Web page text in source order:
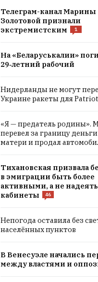
Телеграм-канал Марины
Золотовой признали
экстремистским
1
На «Беларуськалии»
29‑летний рабочий
Нидерланды не могут
Украине ракеты для Patriot
«Я — предатель родины».
перевел за границу
матери и продал
Тихановская призвала
в эмиграции быть более
активными, а не
кабинеты
46
Непогода оставила без
населённых пунктов
В Венесуэле начались
между властями и